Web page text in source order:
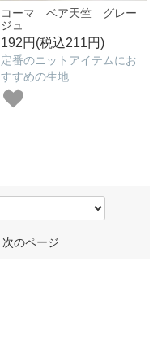
コーマ ベア天竺 グレー
ジュ
192円(税込211円)
定番のニットアイテムにお
すすめの生地
次のページ